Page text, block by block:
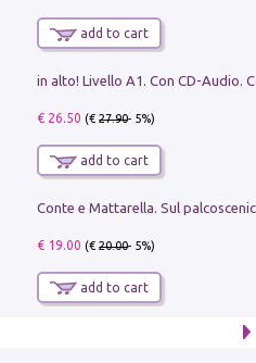
add to cart
€ 26.50 (€27.90- 5%)
add to cart
€ 19.00 (€20.00- 5%)
add to cart